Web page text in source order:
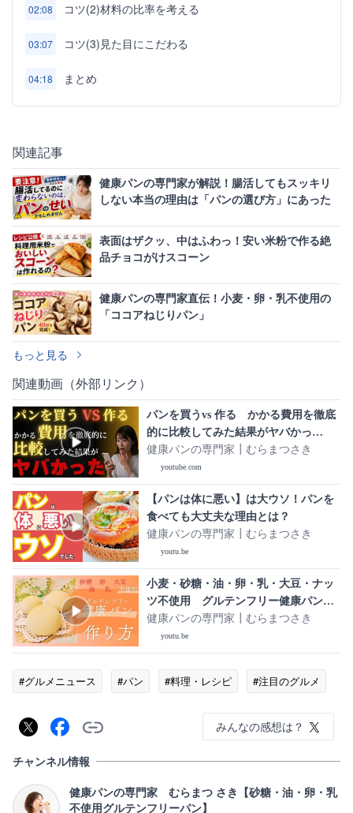
02:08 コツ(2)材料の比率を考える
03:07 コツ(3)見た目にこだわる
04:18 まとめ
関連記事
健康パンの専門家が解説！腸活してもスッキリ
しない本当の理由は「パンの選び方」にあった
表面はザクッ、中はふわっ！安い米粉で作る絶
品チョコがけスコーン
健康パンの専門家直伝！小麦・卵・乳不使用の
「ココアねじりパン」
もっと見る
関連動画（外部リンク）
パンを買うvs 作る かかる費用を徹底
的に比較してみた結果がヤバかっ
た…！
健康パンの専門家┃むらまつさき
youtube.com
【パンは体に悪い】は大ウソ！パンを
食べても大丈夫な理由とは？
健康パンの専門家┃むらまつさき
youtu.be
小麦・砂糖・油・卵・乳・大豆・ナッ
ツ不使用 グルテンフリー健康パンの
作り方 ざっくり解説
健康パンの専門家┃むらまつさき
youtu.be
#グルメニュース #パン #料理・レシピ #注目のグルメ
みんなの感想は？
チャンネル情報
健康パンの専門家 むらまつ さき【砂糖・油・卵・乳
不使用グルテンフリーパン】